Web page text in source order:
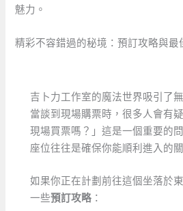
魅力。
精彩不容錯過的秘境：預訂攻略與最
吉卜力工作室的魔法世界吸引了
當談到現場購票時，很多人會有
現場買票嗎？」這是一個重要的
座位往往是確保你能順利進入的
如果你正在計劃前往這個坐落於
一些預訂攻略 ：